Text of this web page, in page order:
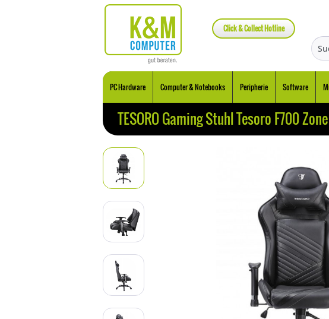
Click & Collect Hotline
PC Hardware Computer & Notebooks Peripherie Software
TESORO Gaming Stuhl Tesoro F700